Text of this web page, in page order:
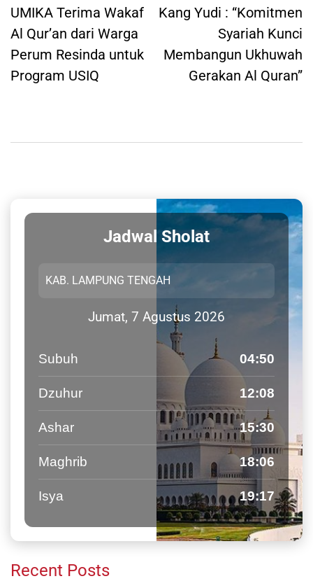
navigation
UMIKA Terima Wakaf
Al Qur’an dari Warga
Perum Resinda untuk
Program USIQ
Kang Yudi : “Komitmen
Syariah Kunci
Membangun Ukhuwah
Gerakan Al Quran”
Jadwal Sholat
Jumat, 7 Agustus 2026
Subuh 04:50
Dzuhur 12:08
Ashar 15:30
Maghrib 18:06
Isya 19:17
Recent Posts